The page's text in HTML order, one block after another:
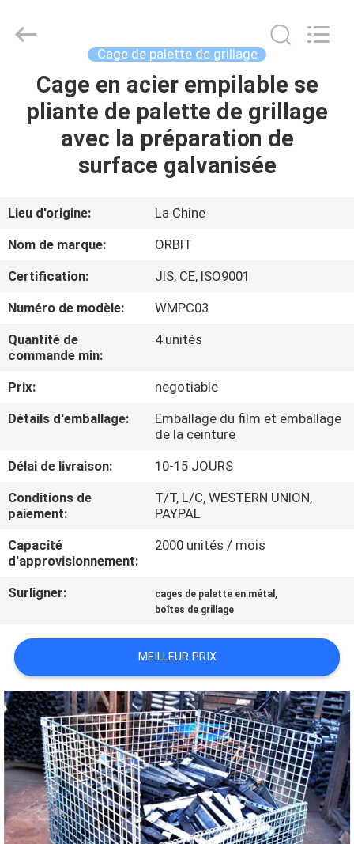
MAISON
PRODUITS
SUJET
DE
NOUS
VISITE
D'USINE
CONTRÔLE
DE
CONTACTEZ-
NOUS
NOUVELLES
PLAN
DU
SITE
PRIVACY
POLICY
ORBIT
Metal
Reserved.
Cage de palette de grillage
Cage en acier empilable se
pliante de palette de grillage
avec la préparation de
surface galvanisée
Lieu d'origine:
La Chine
Nom de marque:
ORBIT
Certification:
JIS, CE, ISO9001
Numéro de modèle:
WMPC03
Quantité de
commande min:
4 unités
Prix:
negotiable
Détails d'emballage:
Emballage du film et emballage
de la ceinture
Délai de livraison:
10-15 JOURS
Conditions de
paiement:
T/T, L/C, WESTERN UNION,
PAYPAL
Capacité
d'approvisionnement:
2000 unités / mois
Surligner: cages de palette en métal ,
boîtes de grillage
MEILLEUR PRIX